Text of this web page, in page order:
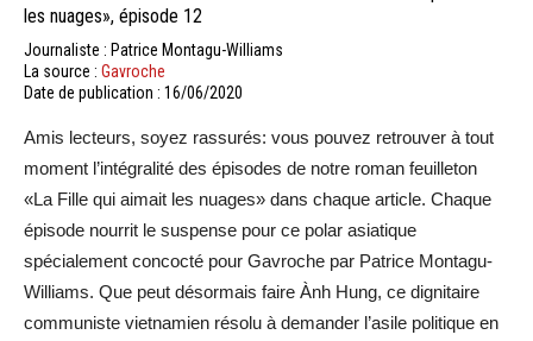
les nuages», épisode 12
Journaliste : Patrice Montagu-Williams
La source : Gavroche
Date de publication : 16/06/2020
Amis lecteurs, soyez rassurés: vous pouvez retrouver à tout
moment l’intégralité des épisodes de notre roman feuilleton
«La Fille qui aimait les nuages» dans chaque article. Chaque
épisode nourrit le suspense pour ce polar asiatique
spécialement concocté pour Gavroche par Patrice Montagu-
Williams. Que peut désormais faire Ành Hung, ce dignitaire
communiste vietnamien résolu à demander l’asile politique en